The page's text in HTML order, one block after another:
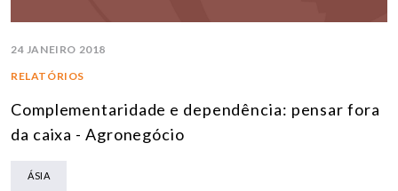
24 JANEIRO 2018
RELATÓRIOS
Complementaridade e dependência: pensar fora
da caixa - Agronegócio
ÁSIA